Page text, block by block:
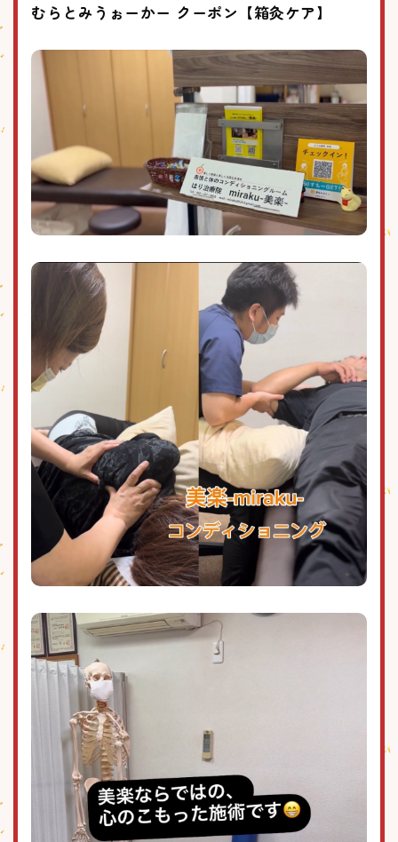
むらとみうぉーかー クーポン【箱灸ケア】